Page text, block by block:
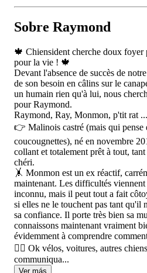
Sobre Raymond
🍁 Chiensident cherche doux foyer
pour la vie ! 🍁
Devant l'absence de succès de
de son besoin en câlins sur le
un humain rien qu'à lui, nous
pour Raymond.
Raymond, Ray, Monmon, p'tit rat ...
👉 Malinois castré (mais qui pense
coucougnettes), né en novembre
collant et totalement prêt à tout,
chéri.
🤸 Monmon est un ex réactif,
maintenant. Les difficultés viennent
inconnu, mais il peut tout a fait
si elles ne le touchent pas tant qu'il
sa confiance. Il porte très bien sa
connaissons maintenant vraiment
évidemment à comprendre
🐕‍🦺 Ok vélos, voitures, autres
communiqua...
Ver más